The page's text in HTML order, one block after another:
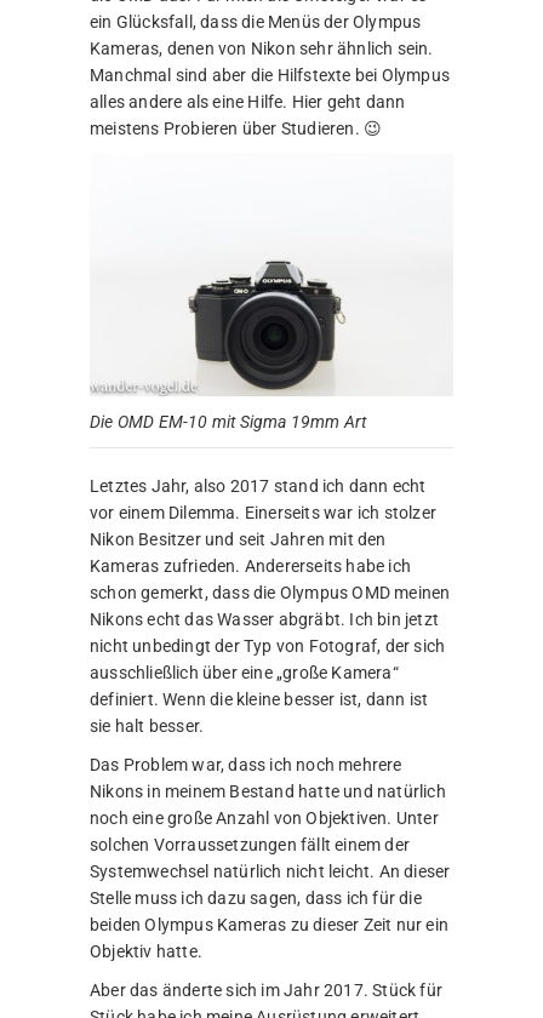
ein Glücksfall, dass die Menüs der Olympus
Kameras, denen von Nikon sehr ähnlich sein.
Manchmal sind aber die Hilfstexte bei Olympus
alles andere als eine Hilfe. Hier geht dann
meistens Probieren über Studieren. 😉
Die OMD EM-10 mit Sigma 19mm Art
Letztes Jahr, also 2017 stand ich dann echt
vor einem Dilemma. Einerseits war ich stolzer
Nikon Besitzer und seit Jahren mit den
Kameras zufrieden. Andererseits habe ich
schon gemerkt, dass die Olympus OMD meinen
Nikons echt das Wasser abgräbt. Ich bin jetzt
nicht unbedingt der Typ von Fotograf, der sich
ausschließlich über eine „große Kamera“
definiert. Wenn die kleine besser ist, dann ist
sie halt besser.
Das Problem war, dass ich noch mehrere
Nikons in meinem Bestand hatte und natürlich
noch eine große Anzahl von Objektiven. Unter
solchen Vorraussetzungen fällt einem der
Systemwechsel natürlich nicht leicht. An dieser
Stelle muss ich dazu sagen, dass ich für die
beiden Olympus Kameras zu dieser Zeit nur ein
Objektiv hatte.
Aber das änderte sich im Jahr 2017. Stück für